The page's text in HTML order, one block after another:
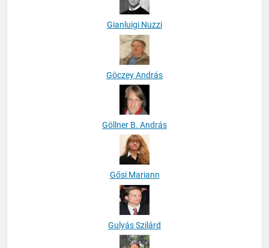
Gianluigi Nuzzi
Göczey András
Göllner B. András
Gősi Mariann
Gulyás Szilárd